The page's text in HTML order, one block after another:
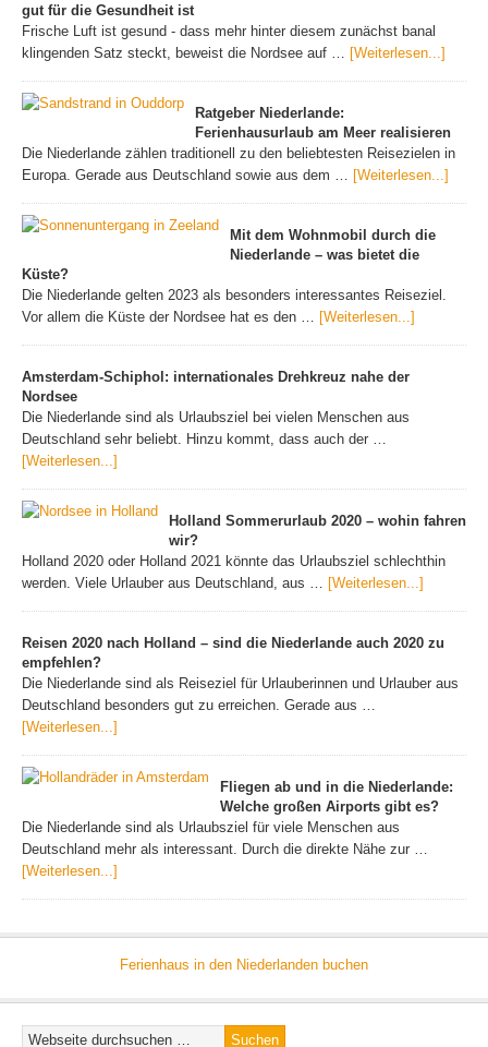
gut für die Gesundheit ist
Frische Luft ist gesund - dass mehr hinter diesem zunächst banal
klingenden Satz steckt, beweist die Nordsee auf … [Weiterlesen...]
Ratgeber Niederlande:
Ferienhausurlaub am Meer realisieren
Die Niederlande zählen traditionell zu den beliebtesten Reisezielen in
Europa. Gerade aus Deutschland sowie aus dem … [Weiterlesen...]
Mit dem Wohnmobil durch die
Niederlande – was bietet die
Küste?
Die Niederlande gelten 2023 als besonders interessantes Reiseziel.
Vor allem die Küste der Nordsee hat es den … [Weiterlesen...]
Amsterdam-Schiphol: internationales Drehkreuz nahe der
Nordsee
Die Niederlande sind als Urlaubsziel bei vielen Menschen aus
Deutschland sehr beliebt. Hinzu kommt, dass auch der …
[Weiterlesen...]
Holland Sommerurlaub 2020 – wohin fahren
wir?
Holland 2020 oder Holland 2021 könnte das Urlaubsziel schlechthin
werden. Viele Urlauber aus Deutschland, aus … [Weiterlesen...]
Reisen 2020 nach Holland – sind die Niederlande auch 2020 zu
empfehlen?
Die Niederlande sind als Reiseziel für Urlauberinnen und Urlauber aus
Deutschland besonders gut zu erreichen. Gerade aus …
[Weiterlesen...]
Fliegen ab und in die Niederlande:
Welche großen Airports gibt es?
Die Niederlande sind als Urlaubsziel für viele Menschen aus
Deutschland mehr als interessant. Durch die direkte Nähe zur …
[Weiterlesen...]
Ferienhaus in den Niederlanden buchen